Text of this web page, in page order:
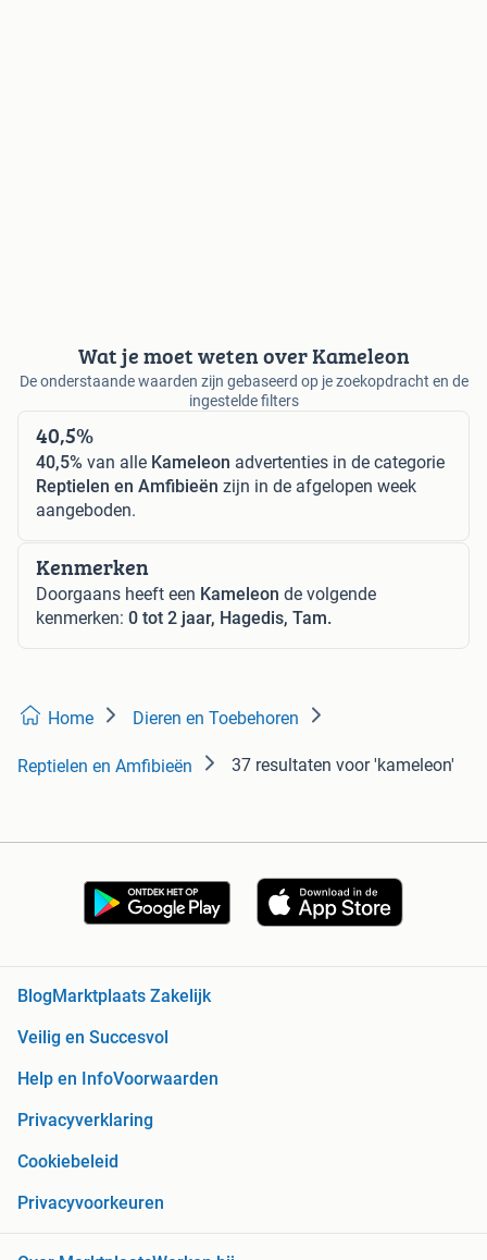
Wat je moet weten over Kameleon
De onderstaande waarden zijn gebaseerd op je zoekopdracht en de
ingestelde filters
40,5%
40,5% van alle Kameleon advertenties in de categorie
Reptielen en Amfibieën zijn in de afgelopen week
aangeboden.
Kenmerken
Doorgaans heeft een Kameleon de volgende
kenmerken: 0 tot 2 jaar, Hagedis, Tam.
Home Dieren en Toebehoren
Reptielen en Amfibieën 37 resultaten voor 'kameleon'
BlogMarktplaats Zakelijk
Veilig en Succesvol
Help en InfoVoorwaarden
Privacyverklaring
Cookiebeleid
Privacyvoorkeuren